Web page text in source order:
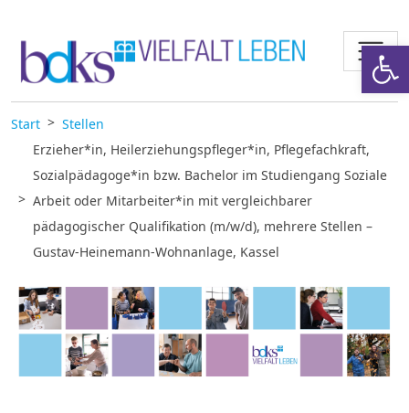
Start
Stellen
Erzieher*in, Heilerziehungspfleger*in, Pflegefachkraft,
Sozialpädagoge*in bzw. Bachelor im Studiengang Soziale
Arbeit oder Mitarbeiter*in mit vergleichbarer
pädagogischer Qualifikation (m/w/d), mehrere Stellen –
Gustav-Heinemann-Wohnanlage, Kassel